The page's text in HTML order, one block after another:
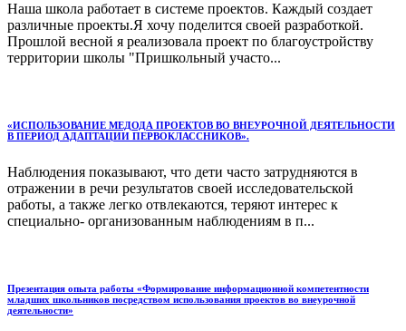
Наша школа работает в системе проектов. Каждый создает
различные проекты.Я хочу поделится своей разработкой.
Прошлой весной я реализовала проект по благоустройству
территории школы "Пришкольный участо...
«ИСПОЛЬЗОВАНИЕ МЕДОДА ПРОЕКТОВ ВО ВНЕУРОЧНОЙ ДЕЯТЕЛЬНОСТИ
В ПЕРИОД АДАПТАЦИИ ПЕРВОКЛАССНИКОВ».
Наблюдения показывают, что дети часто затрудняются в
отражении в речи результатов своей исследовательской
работы, а также легко отвлекаются, теряют интерес к
специально- организованным наблюдениям в п...
Презентация опыта работы «Формирование информационной компетентности
младших школьников посредством использования проектов во внеурочной
деятельности»